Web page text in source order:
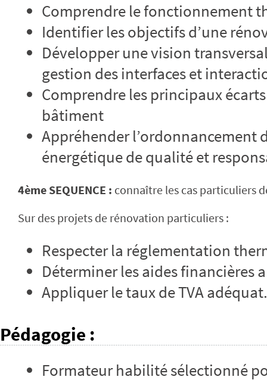
Comprendre le fonctionnement
Identifier les objectifs d’une
Développer une vision
gestion des interfaces et
Comprendre les principaux
bâtiment
Appréhender l’ordonnancement
énergétique de qualité et
4ème SEQUENCE : connaître les cas particuliers
Sur des projets de rénovation particuliers :
Respecter la réglementation
Déterminer les aides financières
Appliquer le taux de TVA adéquat.
Pédagogie :
Formateur habilité sélectionné